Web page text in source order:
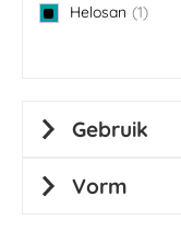
Helosan
1
item
Gebruik
Vorm